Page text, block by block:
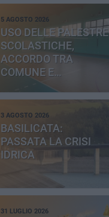
5 AGOSTO 2026
USO DELLE PALESTRE
SCOLASTICHE,
ACCORDO TRA
COMUNE E
PROVINCIA
3 AGOSTO 2026
BASILICATA:
PASSATA LA CRISI
IDRICA
31 LUGLIO 2026